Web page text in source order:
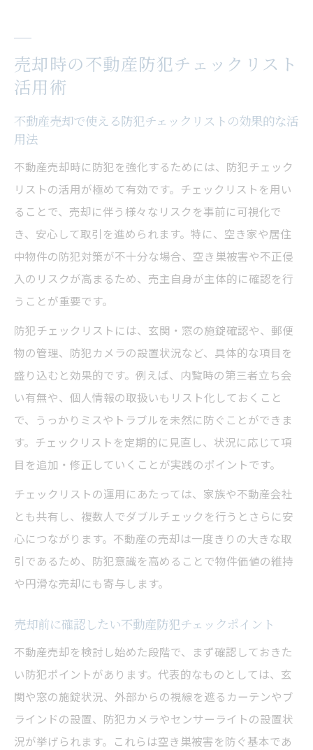
売却時の不動産防犯チェックリスト
活用術
不動産売却で使える防犯チェックリストの効果的な活
用法
不動産売却時に防犯を強化するためには、防犯チェック
リストの活用が極めて有効です。チェックリストを用い
ることで、売却に伴う様々なリスクを事前に可視化で
き、安心して取引を進められます。特に、空き家や居住
中物件の防犯対策が不十分な場合、空き巣被害や不正侵
入のリスクが高まるため、売主自身が主体的に確認を行
うことが重要です。
防犯チェックリストには、玄関・窓の施錠確認や、郵便
物の管理、防犯カメラの設置状況など、具体的な項目を
盛り込むと効果的です。例えば、内覧時の第三者立ち会
い有無や、個人情報の取扱いもリスト化しておくこと
で、うっかりミスやトラブルを未然に防ぐことができま
す。チェックリストを定期的に見直し、状況に応じて項
目を追加・修正していくことが実践のポイントです。
チェックリストの運用にあたっては、家族や不動産会社
とも共有し、複数人でダブルチェックを行うとさらに安
心につながります。不動産の売却は一度きりの大きな取
引であるため、防犯意識を高めることで物件価値の維持
や円滑な売却にも寄与します。
売却前に確認したい不動産防犯チェックポイント
不動産売却を検討し始めた段階で、まず確認しておきた
い防犯ポイントがあります。代表的なものとしては、玄
関や窓の施錠状況、外部からの視線を遮るカーテンやブ
ラインドの設置、防犯カメラやセンサーライトの設置状
況が挙げられます。これらは空き巣被害を防ぐ基本であ